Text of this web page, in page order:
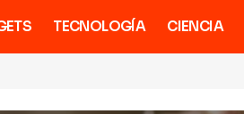
TECNOLOGÍA CIENCIA